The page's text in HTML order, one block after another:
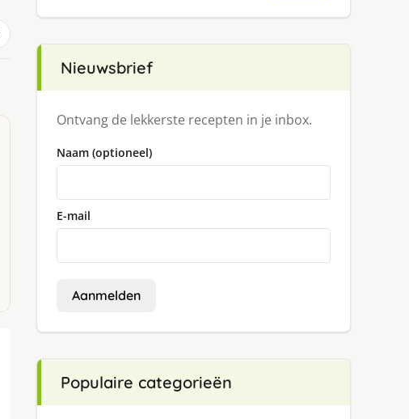
Nieuwsbrief
Ontvang de lekkerste recepten in je inbox.
Naam (optioneel)
E-mail
Aanmelden
Populaire categorieën